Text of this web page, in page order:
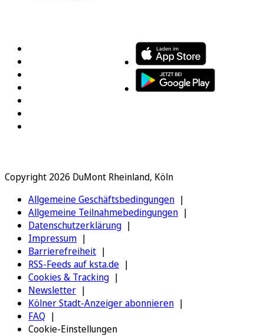
Copyright 2026 DuMont Rheinland, Köln
Allgemeine Geschäftsbedingungen
Allgemeine Teilnahmebedingungen
Datenschutzerklärung
Impressum
Barrierefreiheit
RSS-Feeds auf ksta.de
Cookies & Tracking
Newsletter
Kölner Stadt-Anzeiger abonnieren
FAQ
Cookie-Einstellungen